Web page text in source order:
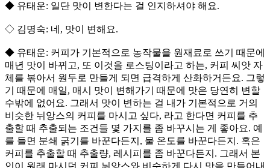
◆ 유태운: 일단 맛이 변한다는 걸 인지하셔야 해요.
◇ 김명숙: 네, 맛이 변해요.
◆ 유태운: 커피가 기본적으로 농작물을 원재료로 쓰기 때문에
매년 맛이 바뀌고, 또 이것을 로스팅이라고 하는, 커피 씨앗 자
체를 볶아서 원두로 만들게 되면 급격하게 산화하거든요. 그렇
기 때문에 매일, 매시 맛이 변해가기 때문에 맛은 당연히 변할
수밖에 없어요. 그래서 맛이 변하는 걸 내가 기본적으로 거의
비슷한 뉘앙스의 커피를 마시고 싶다, 라고 한다면 커피를 추
출할 때 추출되는 조건들 몇 가지를 좀 바꾸시는 게 좋아요. 예
를 들면 분쇄 굵기를 바꾼다든지, 물 온도를 바꾼다든지. 혹은
커피를 추출할 때 추출량, 레시피를 좀 바꾼다든지. 그래서 본